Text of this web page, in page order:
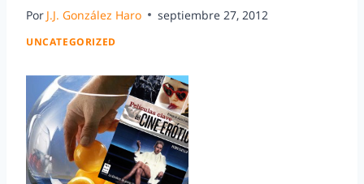
Por J.J. González Haro septiembre 27, 2012
UNCATEGORIZED